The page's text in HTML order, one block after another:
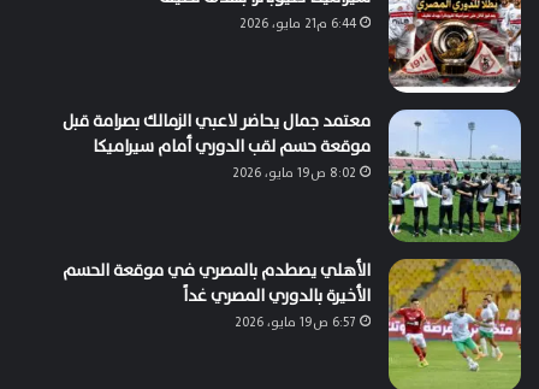
6:44 م21 مايو، 2026
معتمد جمال يحاضر لاعبي الزمالك بصرامة قبل
موقعة حسم لقب الدوري أمام سيراميكا
8:02 ص19 مايو، 2026
الأهلي يصطدم بالمصري في موقعة الحسم
الأخيرة بالدوري المصري غداً
6:57 ص19 مايو، 2026